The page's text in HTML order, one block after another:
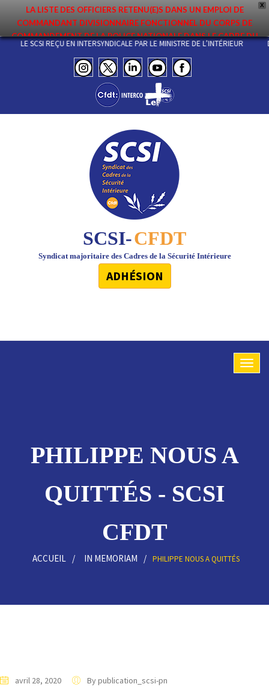
X
LA LISTE DES OFFICIERS RETENU(E)S DANS UN EMPLOI DE
COMMANDANT DIVISIONNAIRE FONCTIONNEL DU CORPS DE
COMMANDEMENT DE LA POLICE NATIONALE DANS LE CADRE DU
PREMIER MOUVEMENT 2026 A ÉTÉ DIFFUSÉE. ELLE EST DISPONIBLE EN
PAGES PROTÉGÉES DU SITE. FÉLICITATIONS AUX NOMMÉ(E)S !
LE SCSI REÇU EN INTERSYNDICALE PAR LE MINISTRE DE L’INTÉRIEUR
SCSI-CFDT
Syndicat majoritaire des Cadres de la Sécurité Intérieure
ADHÉSION
PHILIPPE NOUS A
QUITTÉS - SCSI
CFDT
ACCUEIL IN MEMORIAM PHILIPPE NOUS A QUITTÉS
avril 28, 2020 By publication_scsi-pn